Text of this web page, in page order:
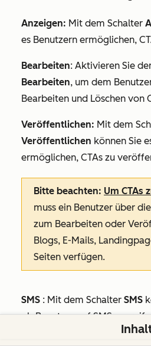
Anzeigen: Mit dem Schalter
es Benutzern ermöglichen,
Bearbeiten: Aktivieren Sie
Bearbeiten, um dem
Bearbeiten und Löschen von
Veröffentlichen: Mit dem
Veröffentlichen können Sie
ermöglichen, CTAs zu
Bitte beachten: Um CTAs
muss ein Benutzer über
zum Bearbeiten oder
Blogs, E-Mails,
Seiten verfügen.
SMS : Mit dem Schalter SMS
ob Benutzer auf SMS